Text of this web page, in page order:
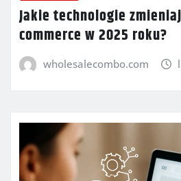
Jakie technologie
commerce w 2025 roku?
wholesalecombo.com